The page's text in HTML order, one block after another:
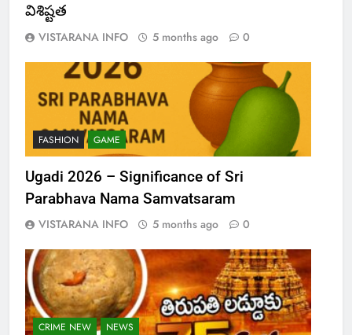
విశిష్టత
VISTARANA INFO 5 months ago 0
FASHION GAME
Ugadi 2026 – Significance of Sri
Parabhava Nama Samvatsaram
VISTARANA INFO 5 months ago 0
CRIME NEW NEWS